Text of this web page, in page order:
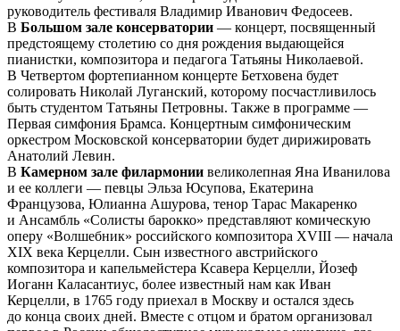
руководитель фестиваля Владимир Иванович Федосеев.
В Большом зале консерватории — концерт, посвященный
предстоящему столетию со дня рождения выдающейся
пианистки, композитора и педагога Татьяны Николаевой.
В Четвертом фортепианном концерте Бетховена будет
солировать Николай Луганский, которому посчастливилось
быть студентом Татьяны Петровны. Также в программе —
Первая симфония Брамса. Концертным симфоническим
оркестром Московской консерватории будет дирижировать
Анатолий Левин.
В Камерном зале филармонии великолепная Яна Иванилова
и ее коллеги — певцы Эльза Юсупова, Екатерина
Французова, Юлианна Ашурова, тенор Тарас Макаренко
и Ансамбль «Солисты барокко» представляют комическую
оперу «Волшебник» российского композитора ХVIII — начала
ХIХ века Керцелли. Сын известного австрийского
композитора и капельмейстера Ксавера Керцелли, Йозеф
Иоганн Каласантиус, более известный нам как Иван
Керцелли, в 1765 году приехал в Москву и остался здесь
до конца своих дней. Вместе с отцом и братом организовал